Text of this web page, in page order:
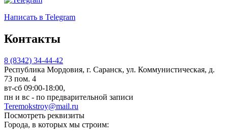
Написать в Telegram
Контакты
8 (8342) 34-44-42
Республика Мордовия, г. Саранск, ул. Коммунистическая, д.
73 пом. 4
вт-сб 09:00-18:00,
пн и вс - по предварительной записи
Teremokstroy@mail.ru
Посмотреть реквизиты
Города, в которых мы строим: